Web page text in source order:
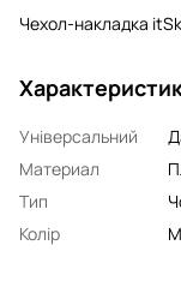
Чехол-накладка
Універсальний
Материал
Тип
Колір